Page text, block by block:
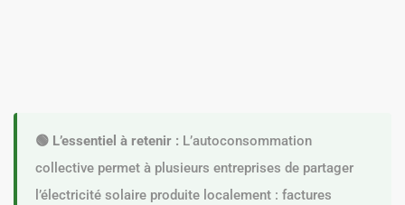
🟢 L’essentiel à retenir : L’autoconsommation
collective permet à plusieurs entreprises de partager
l’électricité solaire produite localement : factures